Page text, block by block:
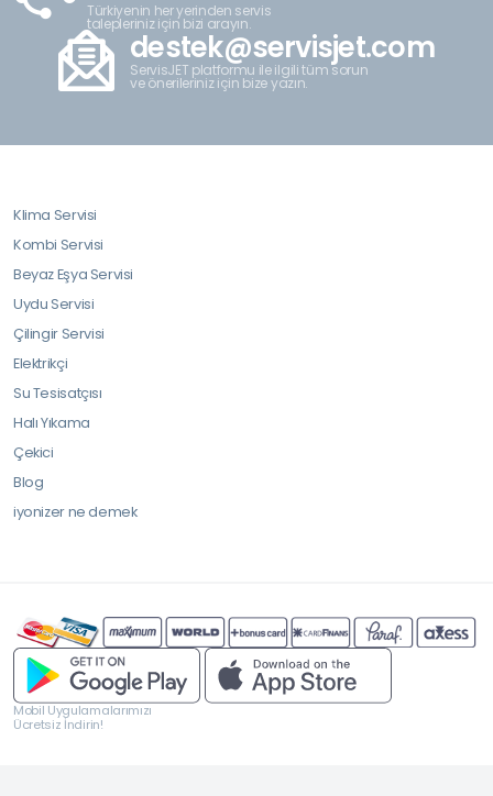
Türkiyenin her yerinden servis
talepleriniz için bizi arayın.
destek@servisjet.com
ServisJET platformu ile ilgili tüm sorun
ve önerileriniz için bize yazın.
Klima Servisi
Kombi Servisi
Beyaz Eşya Servisi
Uydu Servisi
Çilingir Servisi
Elektrikçi
Su Tesisatçısı
Halı Yıkama
Çekici
Blog
iyonizer ne demek
Mobil Uygulamalarımızı
Ücretsiz İndirin!